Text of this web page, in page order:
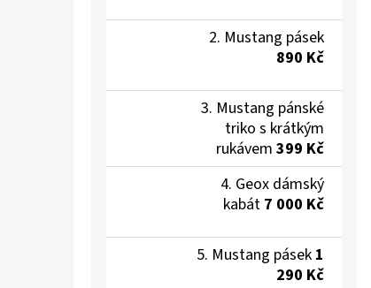
Mustang pásek
890 Kč
Mustang pánské
triko s krátkým
rukávem 399 Kč
Geox dámský
kabát 7 000 Kč
Mustang pásek 1
290 Kč